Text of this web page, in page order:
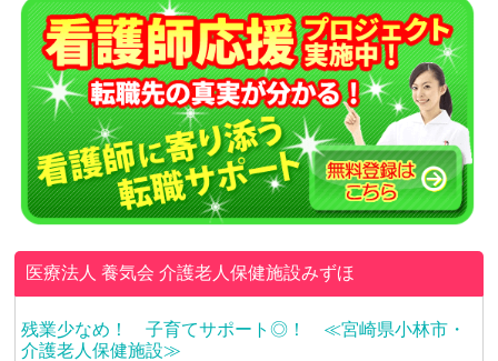
医療法人 養気会介護老人保健施設みずほ
残業少なめ！ 子育てサポート◎！ ≪宮崎県小林市・
介護老人保健施設≫